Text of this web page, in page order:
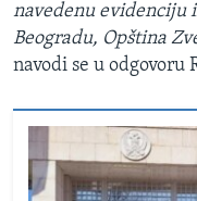
navedenu evidenciju
Beogradu, Opština
navodi se u odgovoru